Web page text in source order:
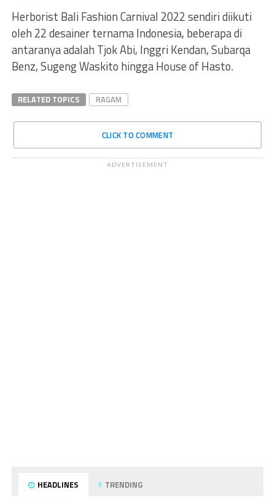
Herborist Bali Fashion Carnival 2022 sendiri diikuti
oleh 22 desainer ternama Indonesia, beberapa di
antaranya adalah Tjok Abi, Inggri Kendan, Subarqa
Benz, Sugeng Waskito hingga House of Hasto.
RELATED TOPICS RAGAM
CLICK TO COMMENT
ADVERTISEMENT
HEADLINES TRENDING